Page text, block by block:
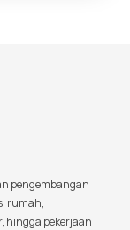
pengembangan
rumah,
hingga pekerjaan